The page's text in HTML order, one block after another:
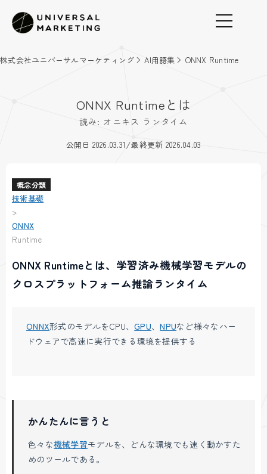
株式会社ユニバーサルマーケティング AI用語集 ONNX Runtime
ONNX Runtimeとは
読み: オニキス ランタイム
公開日 2026.03.31/最終更新 2026.04.03
概念分類
技術基礎
>
ONNX
Runtime
ONNX Runtimeとは、学習済み機械学習モデルの
クロスプラットフォーム推論ランタイム
ONNX形式のモデルをCPU、GPU、NPUなど様々なハー
ドウェアで高速に実行できる環境を提供する
かんたんに言うと
色々な機械学習モデルを、どんな環境でも速く動かすた
めのツールである。